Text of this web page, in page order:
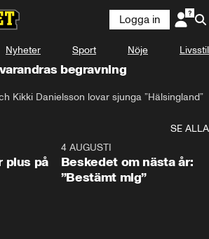
Logga in
Nyheter Sport Nöje Livsstil
begravning
Kikki Danielsson lovar sjunga ”Hälsingland”
SE ALLA
plus på
4 AUGUSTI
Beskedet om nästa år:
”Bestämt mig”